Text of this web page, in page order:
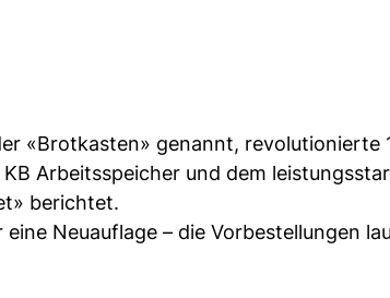
«Brotkasten» genannt, revolutionierte
Arbeitsspeicher und dem
berichtet.
Neuauflage – die Vorbestellungen